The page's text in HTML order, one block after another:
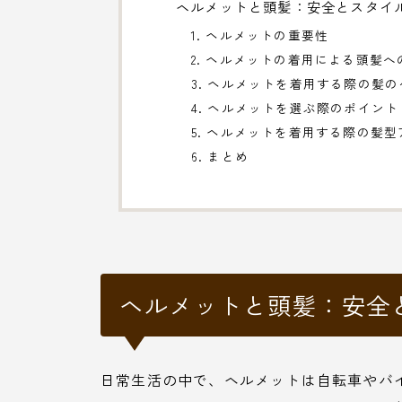
ヘルメットと頭髪：安全とスタイ
1. ヘルメットの重要性
2. ヘルメットの着用による頭髪へ
3. ヘルメットを着用する際の髪
4. ヘルメットを選ぶ際のポイント
5. ヘルメットを着用する際の髪型
6. まとめ
ヘルメットと頭髪：安
日常生活の中で、ヘルメットは自転車や